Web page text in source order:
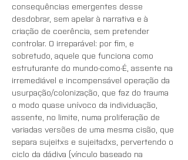
consequências emergentes desse
desdobrar, sem apelar à narrativa e à
criação de coerência, sem pretender
controlar. O irreparável: por fim, e
sobretudo, aquele que funciona como
estruturante do mundo-como-É, assente na
irremediável e incompensável operação da
usurpação/colonização, que faz do trauma
o modo quase unívoco da individuação,
assente, no limite, numa proliferação de
variadas versões de uma mesma cisão, que
separa sujeitxs e sujeitadxs, pervertendo o
ciclo da dádiva (vínculo baseado na